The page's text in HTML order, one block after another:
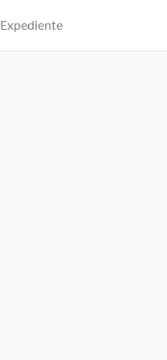
Expediente